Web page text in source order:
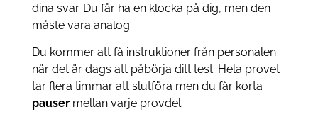
dina svar. Du får ha en klocka på dig, men den
måste vara analog.
Du kommer att få instruktioner från personalen
när det är dags att påbörja ditt test. Hela provet
tar flera timmar att slutföra men du får korta
pausermellan varje provdel.